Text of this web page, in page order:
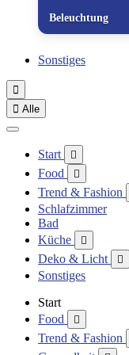
Beleuchtung
Sonstiges

 Alle
Start 
Food 
Trend & Fashion
Schlafzimmer
Bad
Küche

Deko & Licht 
Sonstiges
Start
Food

Trend & Fashion